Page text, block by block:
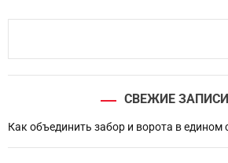
h
СВЕЖИЕ ЗАПИСИ
Как объединить забор и ворота в едином